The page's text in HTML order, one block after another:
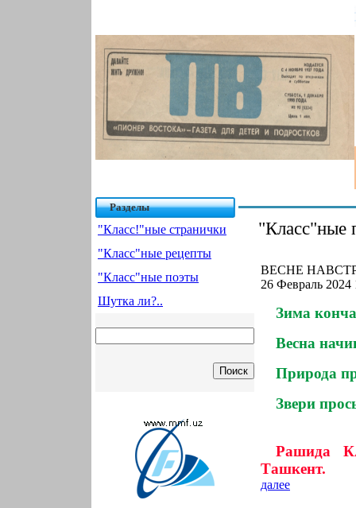
Разделы
"Класс!"ные странички
"Класс"ные рецепты
"Класс"ные поэты
Шутка ли?..
"Класс"ные
ВЕСНЕ
26 Февраль 2024
Зима
Весна
Природа
Звери
Рашида
Ташкент.
далее